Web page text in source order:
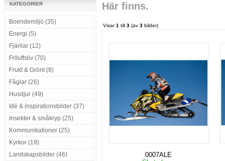
KATEGORIER
Boendemiljö (35)
Energi (5)
Fjärilar (12)
Friluftsliv (70)
Frukt & Grönt (8)
Fåglar (26)
Husdjur (49)
Idé & inspirationsbilder (37)
Insekter & småkryp (25)
Kommunikationer (25)
Kyrkor (19)
Landskapsbilder (46)
Här finns.
Visar1 till 3 (av 3 bilder)
0007ALE